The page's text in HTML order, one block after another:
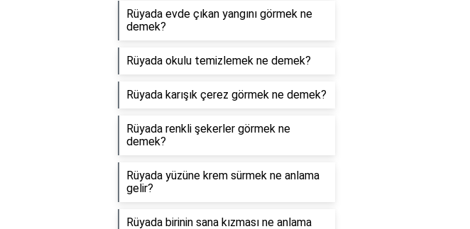
Rüyada evde çıkan yangını görmek ne
demek?
Rüyada okulu temizlemek ne demek?
Rüyada karışık çerez görmek ne demek?
Rüyada renkli şekerler görmek ne
demek?
Rüyada yüzüne krem sürmek ne anlama
gelir?
Rüyada birinin sana kızması ne anlama